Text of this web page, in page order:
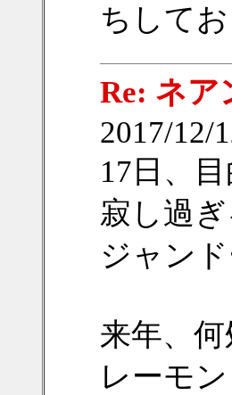
ちして
Re: ネア
2017/12/
17日、
寂し過
ジャン
来年、
レーモ